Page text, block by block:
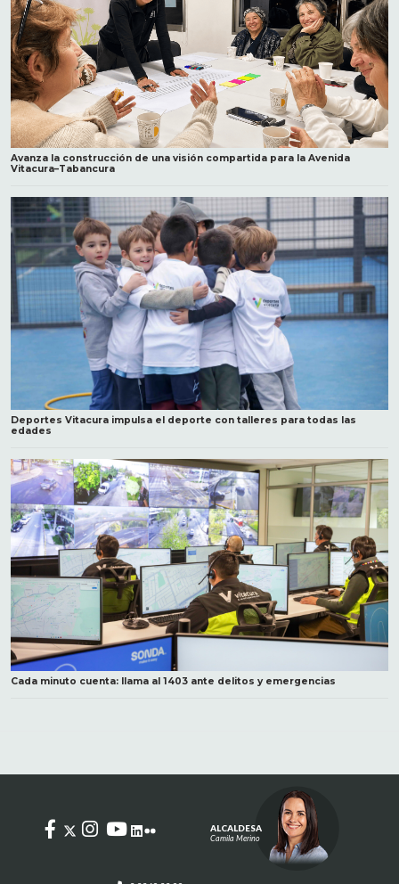
Avanza la construcción de una visión compartida para la Avenida
Vitacura–Tabancura
Deportes Vitacura impulsa el deporte con talleres para todas las
edades
Cada minuto cuenta: llama al 1403 ante delitos y emergencias
ALCALDESA
Camila Merino